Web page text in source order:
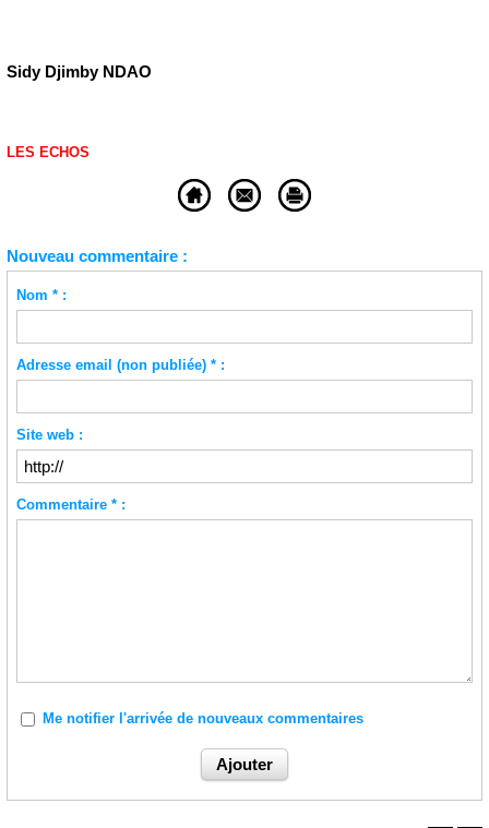
Sidy Djimby NDAO
LES ECHOS
Nouveau commentaire :
Nom * :
Adresse email (non publiée) * :
Site web :
Commentaire * :
Me notifier l'arrivée de nouveaux commentaires